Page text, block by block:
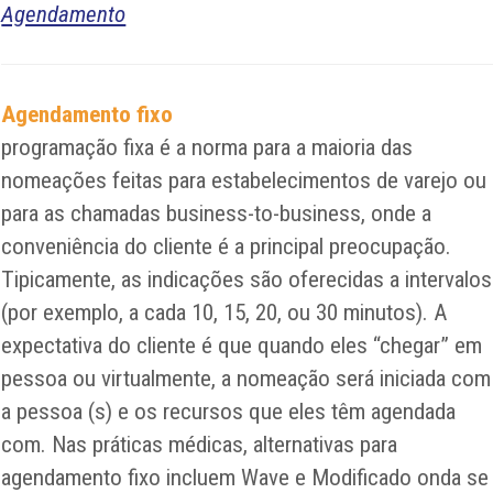
Agendamento
Agendamento fixo
programação fixa é a norma para a maioria das
nomeações feitas para estabelecimentos de varejo ou
para as chamadas business-to-business, onde a
conveniência do cliente é a principal preocupação.
Tipicamente, as indicações são oferecidas a intervalos
(por exemplo, a cada 10, 15, 20, ou 30 minutos). A
expectativa do cliente é que quando eles “chegar” em
pessoa ou virtualmente, a nomeação será iniciada com
a pessoa (s) e os recursos que eles têm agendada
com. Nas práticas médicas, alternativas para
agendamento fixo incluem Wave e Modificado onda se